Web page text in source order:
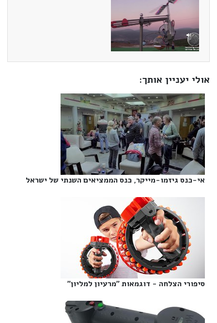
אולי יעניין אותך:
אי-כנס גיזמו-מייקר, כנס הממציאים השנתי של ישראל‎
סיפורי הצלחה - דוגמאות "מרעיון למליון"‎